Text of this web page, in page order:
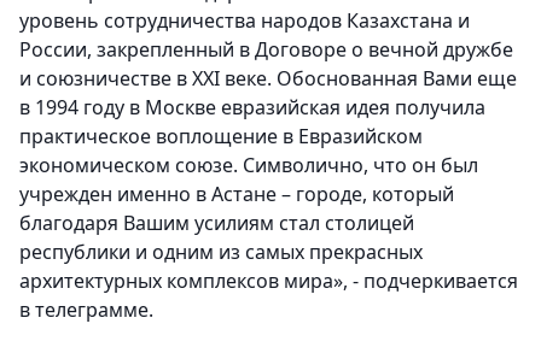
уровень сотрудничества народов Казахстана и
России, закрепленный в Договоре о вечной дружбе
и союзничестве в XXI веке. Обоснованная Вами еще
в 1994 году в Москве евразийская идея получила
практическое воплощение в Евразийском
экономическом союзе. Символично, что он был
учрежден именно в Астане – городе, который
благодаря Вашим усилиям стал столицей
республики и одним из самых прекрасных
архитектурных комплексов мира», - подчеркивается
в телеграмме.